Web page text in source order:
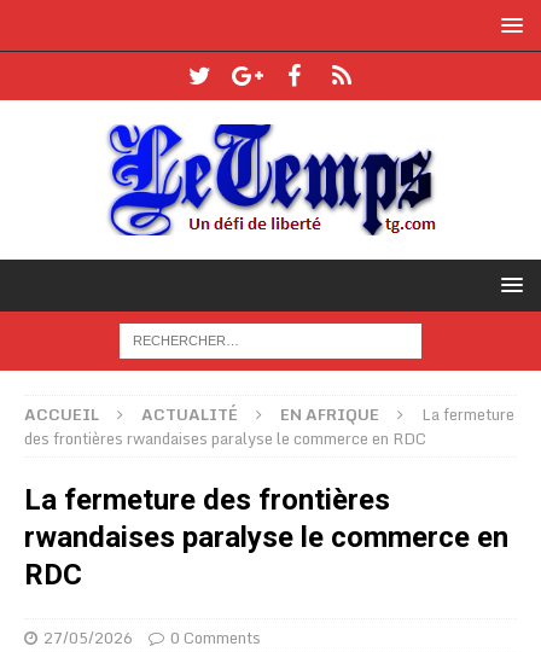
ACCUEIL ACTUALITÉ EN AFRIQUE
La fermeture
des frontières rwandaises paralyse le commerce en RDC
La fermeture des frontières
rwandaises paralyse le commerce en
RDC
27/05/2026 0 Comments